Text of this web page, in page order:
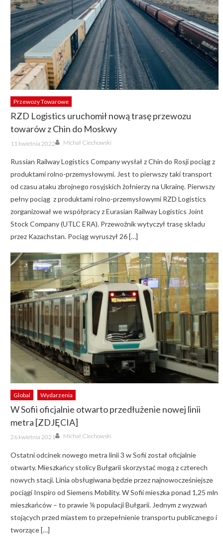
Przewozy Towarowe
RZD Logistics uruchomił nową trasę przewozu
towarów z Chin do Moskwy
Posted
on
11 kwietnia 2022 Author
Michał Ciechowski
Russian Railway Logistics Company wysłał z Chin do Rosji pociąg z
produktami rolno-przemysłowymi. Jest to pierwszy taki transport
od czasu ataku zbrojnego rosyjskich żołnierzy na Ukrainę. Pierwszy
pełny pociąg z produktami rolno-przemysłowymi RZD Logistics
zorganizował we współpracy z Eurasian Railway Logistics Joint
Stock Company (UTLC ERA). Przewoźnik wytyczył trasę składu
przez Kazachstan. Pociąg wyruszył 26 […]
Global Wydarzenia
W Sofii oficjalnie otwarto przedłużenie nowej linii
metra [ZDJĘCIA]
Posted
on
26 kwietnia 2021 Author
Michał Ciechowski
Ostatni odcinek nowego metra linii 3 w Sofii został oficjalnie
otwarty. Mieszkańcy stolicy Bułgarii skorzystać mogą z czterech
nowych stacji. Linia obsługiwana będzie przez najnowocześniejsze
pociągi Inspiro od Siemens Mobility. W Sofii mieszka ponad 1,25 mln
mieszkańców – to prawie ⅙ populacji Bułgarii. Jednym z wyzwań
stojących przed miastem to przepełnienie transportu publicznego i
tworzące […]